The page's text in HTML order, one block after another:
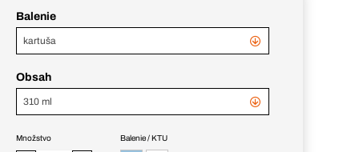
Balenie
kartuša
Obsah
310 ml
Balenie / KTU
Množstvo